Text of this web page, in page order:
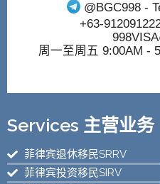
@BGC998 -
+63-
周一至周五 9:00AM -
Services 主营业务
菲律宾退休移民SRRV
菲律宾投资移民SIRV